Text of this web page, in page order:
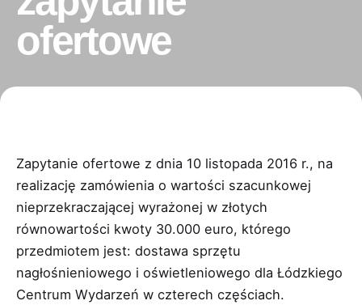
ofertowe
Zapytanie ofertowe z dnia 10 listopada 2016 r., na
realizację zamówienia o wartości szacunkowej
nieprzekraczającej wyrażonej w złotych
równowartości kwoty 30.000 euro, którego
przedmiotem jest: dostawa sprzętu
nagłośnieniowego i oświetleniowego dla Łódzkiego
Centrum Wydarzeń w czterech częściach.